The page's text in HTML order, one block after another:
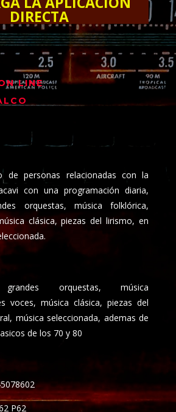
DIRECTA
LINE
de personas relacionadas con la
con una programación diaria,
orquestas, música folklórica,
clásica, piezas del lirismo, en
orquestas, música
voces, música clásica, piezas del
música seleccionada, ademas de
de los 70 y 80
P62